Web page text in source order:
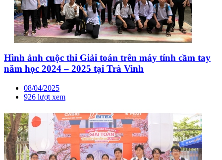
Hình ảnh cuộc thi Giải toán trên máy tính cầm tay
năm học 2024 – 2025 tại Trà Vinh
08/04/2025
926 lượt xem